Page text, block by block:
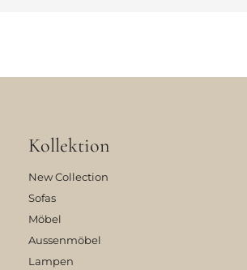
Kollektion
New Collection
Sofas
Möbel
Aussenmöbel
Lampen